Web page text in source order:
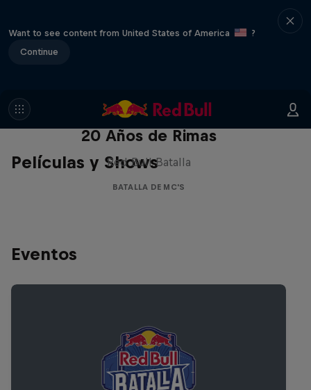
Want to see content from United States of America
?
Continue
Películas y Shows
Red Bull Batalla Nueva Historia:
20 Años de Rimas
Red Bull Batalla
BATALLA DE MC'S
Eventos